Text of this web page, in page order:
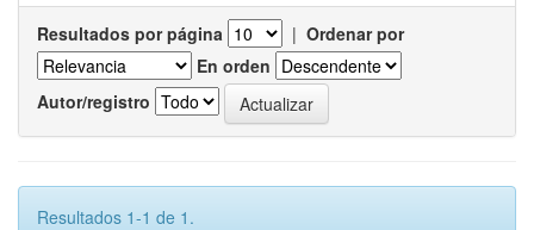
Resultados por página | Ordenar por
En orden
Autor/registro
Resultados 1-1 de 1.